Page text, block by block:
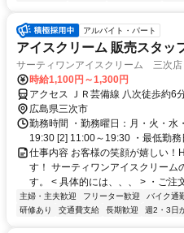
アルバイト・パート
アイスクリーム 販売スタッ
サーティワンアイスクリーム 三次店
時給1,100円～1,300円
アクセス ＪＲ芸備線 八次徒歩約6
広島県三次市
勤務時間 ・勤務曜日：月・火・水
19:30 [2] 11:00～19:30 ・最低勤
仕事内容 お客様の笑顔が嬉しい！
す！ サーティワンアイスクリーム
す。 < 具体的には、、、 > ・ご注
主婦・主夫歓迎 フリーター歓迎 バイク通
研修あり
交通費支給 長期歓迎 週2・3日